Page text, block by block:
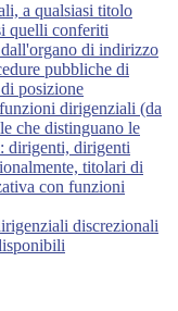
a qualsiasi titolo
quelli conferiti
di indirizzo
pubbliche di
posizione
dirigenziali (da
che distinguano le
dirigenti, dirigenti
titolari di
con funzioni
discrezionali